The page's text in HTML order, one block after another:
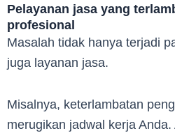
Pelayanan jasa yang
profesional
Masalah tidak hanya terjadi
juga layanan jasa.
Misalnya, keterlambatan
merugikan jadwal kerja